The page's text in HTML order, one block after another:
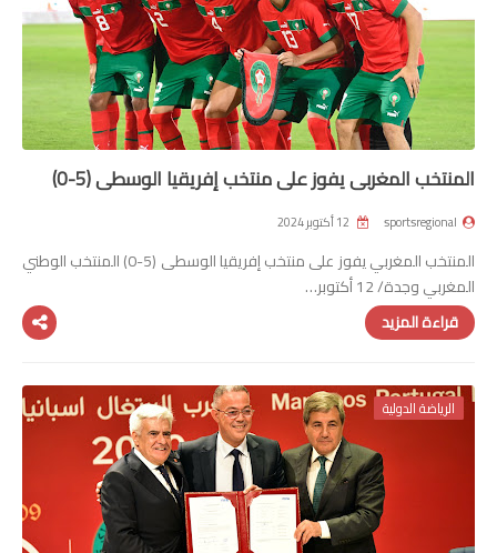
المنتخب المغربي يفوز على منتخب إفريقيا الوسطى (5-0)
sportsregional
المنتخب المغربي يفوز على منتخب إفريقيا الوسطى (5-0) المنتخب الوطني
المغربي وجدة/ 12 أكتوبر…
قراءة المزيد
الرياضة الدولية